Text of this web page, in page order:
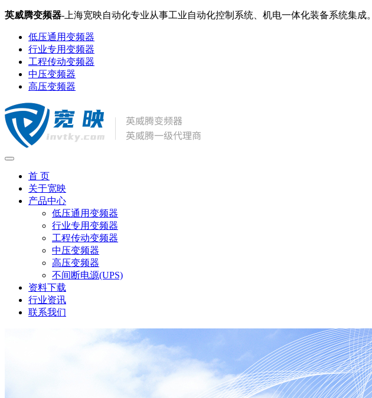
英威腾变频器-上海宽映自动化专业从事工业自动化控制系统、机电一体化装备系统集成。
低压通用变频器
行业专用变频器
工程传动变频器
中压变频器
高压变频器
首 页
关于宽映
产品中心
低压通用变频器
行业专用变频器
工程传动变频器
中压变频器
高压变频器
不间断电源(UPS)
资料下载
行业资讯
联系我们